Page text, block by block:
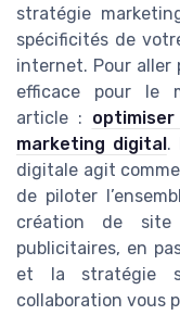
stratégie
spécificités de
internet. Pour aller
efficace pour le
article :
marketing digital .
digitale agit
de piloter
création de
publicitaires, en
et la stratégie
collaboration vous